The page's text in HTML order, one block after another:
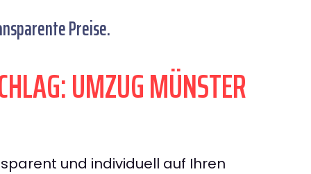
Preise.
UMZUG MÜNSTER
und individuell auf Ihren